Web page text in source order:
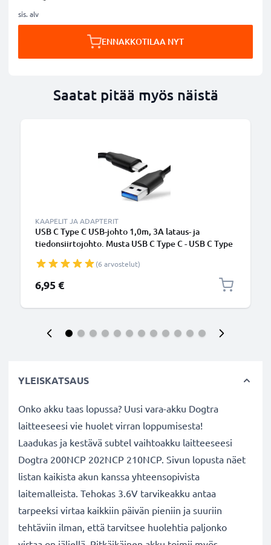
sis. alv
ENNAKKOTILAA NYT
Saatat pitää myös näistä
KAAPELIT JA ADAPTERIT
USB C Type C USB-johto 1,0m, 3A lataus- ja
tiedonsiirtojohto. Musta USB C Type C - USB C Type
(6 arvostelut)
6,95 €
YLEISKATSAUS
Onko akku taas lopussa? Uusi vara-akku Dogtra
laitteeseesi vie huolet virran loppumisesta!
Laadukas ja kestävä subtel vaihtoakku laitteeseesi
Dogtra 200NCP 202NCP 210NCP. Sivun lopusta näet
listan kaikista akun kanssa yhteensopivista
laitemalleista. Tehokas 3.6V tarvikeakku antaa
tarpeeksi virtaa kaikkiin päivän pieniin ja suuriin
tehtäviin ilman, että tarvitsee huolehtia paljonko